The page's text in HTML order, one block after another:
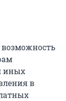
возможность
иных
в